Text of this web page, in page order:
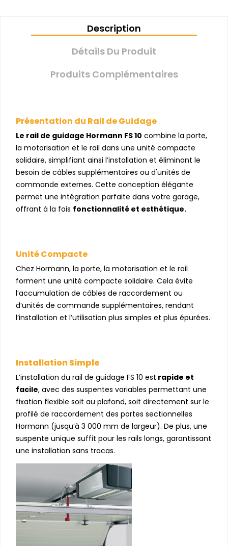
Description
Détails Du Produit
Produits Complémentaires
Présentation du Rail de Guidage
Le rail de guidage Hormann FS 10 combine la porte,
la motorisation et le rail dans une unité compacte
solidaire, simplifiant ainsi l’installation et éliminant le
besoin de câbles supplémentaires ou d'unités de
commande externes. Cette conception élégante
permet une intégration parfaite dans votre garage,
offrant à la fois fonctionnalité et esthétique.
Unité Compacte
Chez Hormann, la porte, la motorisation et le rail
forment une unité compacte solidaire. Cela évite
l’accumulation de câbles de raccordement ou
d’unités de commande supplémentaires, rendant
l’installation et l’utilisation plus simples et plus épurées.
Installation Simple
L’installation du rail de guidage FS 10 est rapide et
facile, avec des suspentes variables permettant une
fixation flexible soit au plafond, soit directement sur le
profilé de raccordement des portes sectionnelles
Hormann (jusqu’à 3 000 mm de largeur). De plus, une
suspente unique suffit pour les rails longs, garantissant
une installation sans tracas.